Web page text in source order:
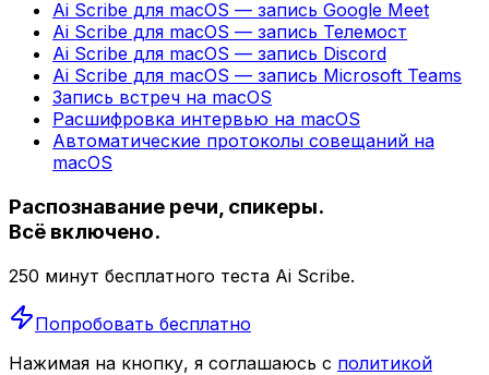
Ai Scribe для macOS — запись Google Meet
Ai Scribe для macOS — запись Телемост
Ai Scribe для macOS — запись Discord
Ai Scribe для macOS — запись Microsoft Teams
Запись встреч на macOS
Расшифровка интервью на macOS
Автоматические протоколы совещаний на
macOS
Распознавание речи, спикеры.
Всё включено.
250 минут бесплатного теста Ai Scribe.
Попробовать бесплатно
Нажимая на кнопку, я соглашаюсь с политикой